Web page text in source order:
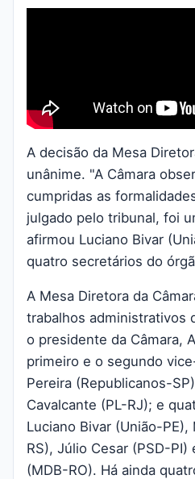
A decisão da Mesa
unânime. "A Câmara
cumpridas as
julgado pelo tribunal, foi
afirmou Luciano Bivar
quatro secretários do
A Mesa Diretora da
trabalhos administrativos
o presidente da Câmara,
primeiro e o segundo
Pereira (Republicanos-
Cavalcante (PL-RJ); e
Luciano Bivar (União-PE),
RS), Júlio Cesar (PSD-PI)
(MDB-RO). Há ainda